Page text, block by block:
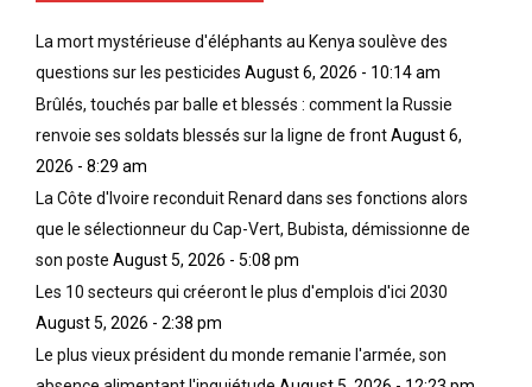
La mort mystérieuse d'éléphants au Kenya soulève des
questions sur les pesticides August 6, 2026 - 10:14 am
Brûlés, touchés par balle et blessés : comment la Russie
renvoie ses soldats blessés sur la ligne de frontAugust 6,
2026 - 8:29 am
La Côte d'Ivoire reconduit Renard dans ses fonctions alors
que le sélectionneur du Cap-Vert, Bubista, démissionne de
son poste August 5, 2026 - 5:08 pm
Les 10 secteurs qui créeront le plus d'emplois d'ici 2030
August 5, 2026 - 2:38 pm
Le plus vieux président du monde remanie l'armée, son